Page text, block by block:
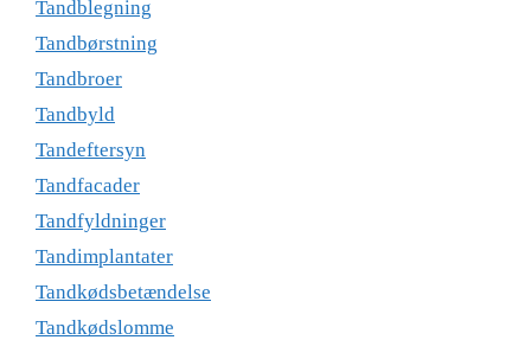
Tandblegning
Tandbørstning
Tandbroer
Tandbyld
Tandeftersyn
Tandfacader
Tandfyldninger
Tandimplantater
Tandkødsbetændelse
Tandkødslomme